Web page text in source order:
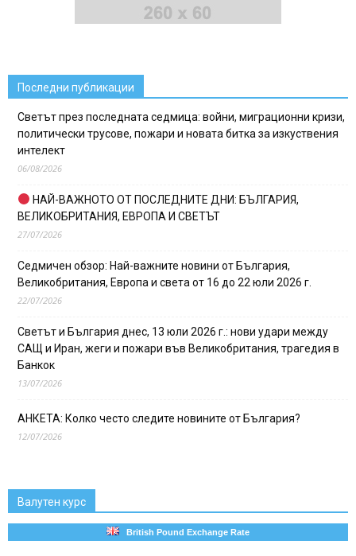
Последни публикации
Светът през последната седмица: войни, миграционни кризи,
политически трусове, пожари и новата битка за изкуствения
интелект
06/08/2026
НАЙ-ВАЖНОТО ОТ ПОСЛЕДНИТЕ ДНИ: БЪЛГАРИЯ,
ВЕЛИКОБРИТАНИЯ, ЕВРОПА И СВЕТЪТ
27/07/2026
Седмичен обзор: Най-важните новини от България,
Великобритания, Европа и света от 16 до 22 юли 2026 г.
22/07/2026
Светът и България днес, 13 юли 2026 г.: нови удари между
САЩ и Иран, жеги и пожари във Великобритания, трагедия в
Банкок
13/07/2026
АНКЕТА: Колко често следите новините от България?
12/07/2026
Валутен курс
British Pound Exchange Rate